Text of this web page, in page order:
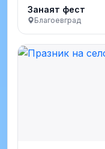
Занаят фест
Благоевград